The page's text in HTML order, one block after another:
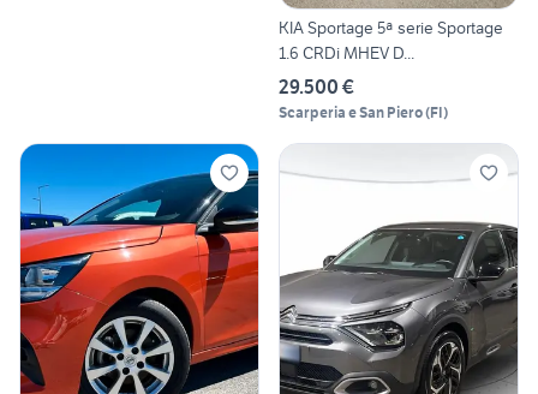
KIA Sportage 5ª serie Sportage
1.6 CRDi MHEV D...
29.500 €
Scarperia e San Piero(FI)